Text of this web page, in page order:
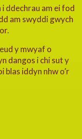
ddechrau am ei fod
am swyddi gwych
y mwyaf o
dangos i chi sut y
blas iddyn nhw o’r